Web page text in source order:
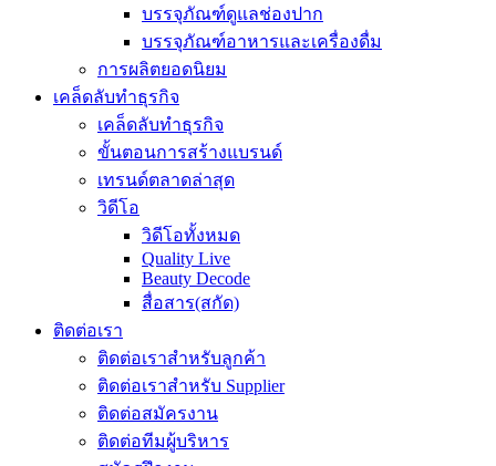
บรรจุภัณฑ์ดูแลช่องปาก
บรรจุภัณฑ์อาหารและเครื่องดื่ม
การผลิตยอดนิยม
เคล็ดลับทำธุรกิจ
เคล็ดลับทำธุรกิจ
ขั้นตอนการสร้างแบรนด์
เทรนด์ตลาดล่าสุด
วิดีโอ
วิดีโอทั้งหมด
Quality Live
Beauty Decode
สื่อสาร(สกัด)
ติดต่อเรา
ติดต่อเราสำหรับลูกค้า
ติดต่อเราสำหรับ Supplier
ติดต่อสมัครงาน
ติดต่อทีมผู้บริหาร